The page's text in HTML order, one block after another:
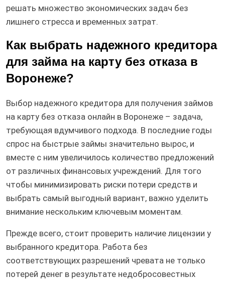
решать множество экономических задач без
лишнего стресса и временных затрат.
Как выбрать надежного кредитора
для займа на карту без отказа в
Воронеже?
Выбор надежного кредитора для получения займов
на карту без отказа онлайн в Воронеже – задача,
требующая вдумчивого подхода. В последние годы
спрос на быстрые займы значительно вырос, и
вместе с ним увеличилось количество предложений
от различных финансовых учреждений. Для того
чтобы минимизировать риски потери средств и
выбрать самый выгодный вариант, важно уделить
внимание нескольким ключевым моментам.
Прежде всего, стоит проверить наличие лицензии у
выбранного кредитора. Работа без
соответствующих разрешений чревата не только
потерей денег в результате недобросовестных